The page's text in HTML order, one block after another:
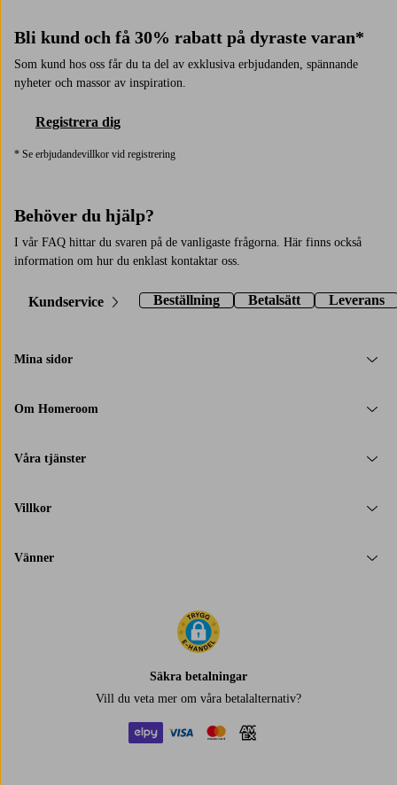
Bli kund och få 30% rabatt på dyraste varan*
Som kund hos oss får du ta del av exklusiva erbjudanden, spännande
nyheter och massor av inspiration.
Registrera dig
* Se erbjudandevillkor vid registrering
Behöver du hjälp?
I vår FAQ hittar du svaren på de vanligaste frågorna. Här finns också
information om hur du enklast kontaktar oss.
Kundservice Beställning Betalsätt Leverans
Mina sidor
Om Homeroom
Våra tjänster
Villkor
Vänner
Säkra betalningar
Vill du veta mer om våra betalalternativ?